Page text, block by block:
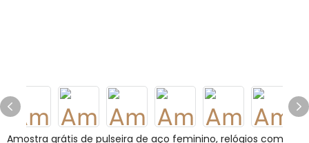
Amostra grátis de pulseira de aço feminino, relógios com